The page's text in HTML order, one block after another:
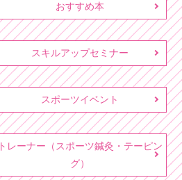
おすすめ本
スキルアップセミナー
スポーツイベント
トレーナー（スポーツ鍼灸・テーピン
グ）